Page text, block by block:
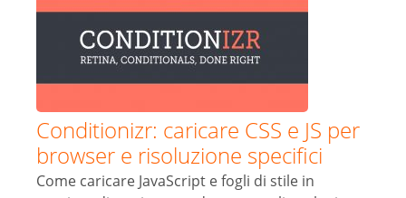
Conditionizr: caricare CSS e JS per
browser e risoluzione specifici
Come caricare JavaScript e fogli di stile in